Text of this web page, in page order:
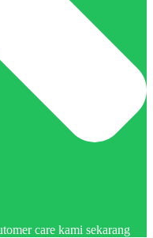
care kami sekarang